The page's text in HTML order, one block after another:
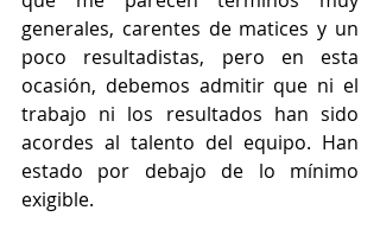
generales, carentes de matices y un
poco resultadistas, pero en esta
ocasión, debemos admitir que ni el
trabajo ni los resultados han sido
acordes al talento del equipo. Han
estado por debajo de lo mínimo
exigible.